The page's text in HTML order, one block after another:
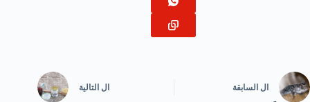
ال السابقة ال التالية